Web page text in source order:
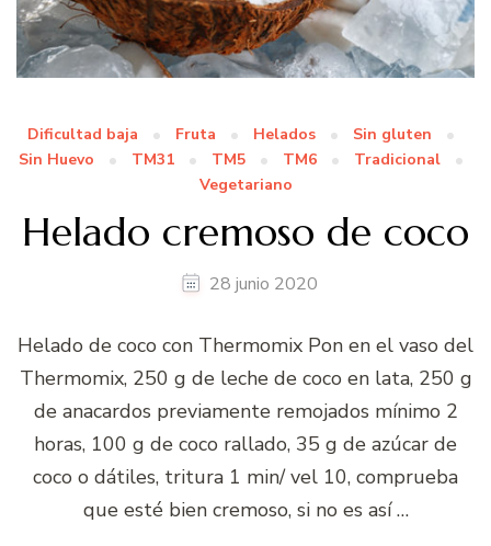
Dificultad baja Fruta Helados
Sin gluten
Sin Huevo
TM31 TM5 TM6
Tradicional
Vegetariano
Helado cremoso de coco
28 junio 2020
Helado de coco con Thermomix Pon en el vaso del
Thermomix, 250 g de leche de coco en lata, 250 g
de anacardos previamente remojados mínimo 2
horas, 100 g de coco rallado, 35 g de azúcar de
coco o dátiles, tritura 1 min/ vel 10, comprueba
que esté bien cremoso, si no es así …